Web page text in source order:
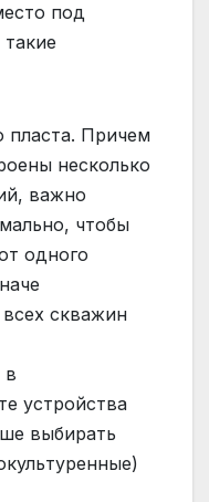
под
пласта. Причем
несколько
важно
чтобы
одного
скважин
в
устройства
выбирать